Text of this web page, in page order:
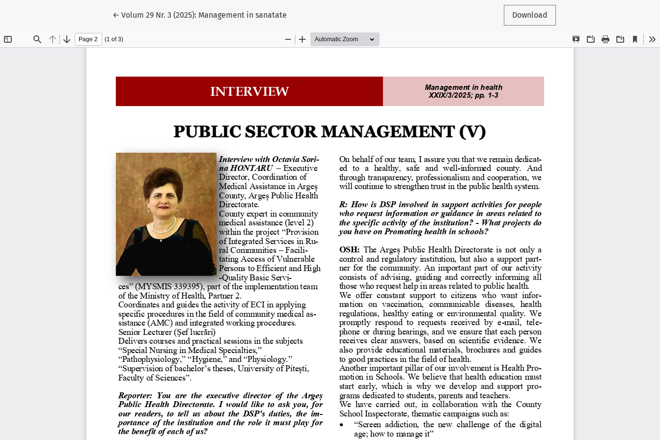
←Reveniți la detaliile articolului
Volum 29 Nr. 3 (2025): Management in sanatate Download